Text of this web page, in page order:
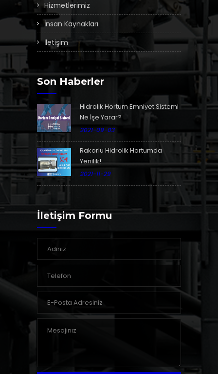
Hizmetlerimiz
İnsan Kaynakları
İletişim
Son Haberler
Hidrolik Hortum Emniyet Sistemi
Ne İşe Yarar?
2021-09-03
Rakorlu Hidrolik Hortumda
Yenilik!
2021-11-29
İletişim Formu